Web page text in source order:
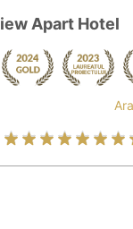
Apart Hotel